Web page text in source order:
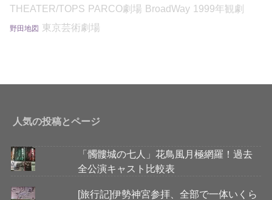
THEATER/TOPS PARCO劇場 BroadWay 1999年観劇
野田地図 東京芸術劇場
人気の投稿とページ
「髑髏城の七人」花鳥風月極網羅！過去
全公演キャスト比較表
[旅行記]伊勢神宮参拝、全部で一体いくら